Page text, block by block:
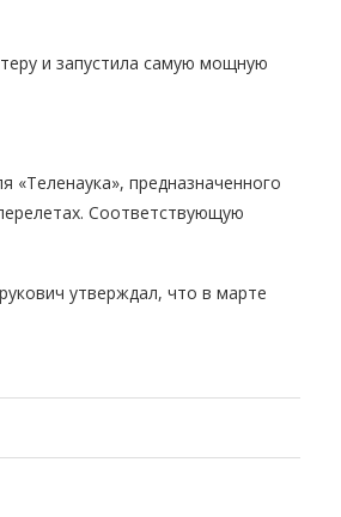
и запустила самую мощную
предназначенного
Соответствующую
утверждал, что в марте